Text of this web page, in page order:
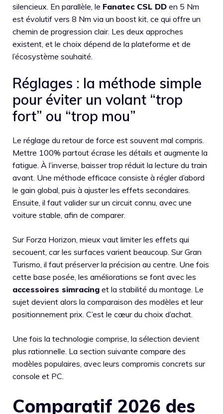
silencieux. En parallèle, le Fanatec CSL DD en 5 Nm
est évolutif vers 8 Nm via un boost kit, ce qui offre un
chemin de progression clair. Les deux approches
existent, et le choix dépend de la plateforme et de
l’écosystème souhaité.
Réglages : la méthode simple
pour éviter un volant “trop
fort” ou “trop mou”
Le réglage du retour de force est souvent mal compris.
Mettre 100% partout écrase les détails et augmente la
fatigue. À l’inverse, baisser trop réduit la lecture du train
avant. Une méthode efficace consiste à régler d’abord
le gain global, puis à ajuster les effets secondaires.
Ensuite, il faut valider sur un circuit connu, avec une
voiture stable, afin de comparer.
Sur Forza Horizon, mieux vaut limiter les effets qui
secouent, car les surfaces varient beaucoup. Sur Gran
Turismo, il faut préserver la précision au centre. Une fois
cette base posée, les améliorations se font avec les
accessoires simracing et la stabilité du montage. Le
sujet devient alors la comparaison des modèles et leur
positionnement prix. C’est le cœur du choix d’achat.
Une fois la technologie comprise, la sélection devient
plus rationnelle. La section suivante compare des
modèles populaires, avec leurs compromis concrets sur
console et PC.
Comparatif 2026 des